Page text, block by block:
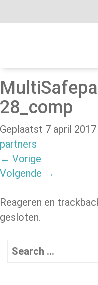
28_comp
Geplaatst 7 april 2017
partners
← Vorige
Volgende →
Reageren en
gesloten.